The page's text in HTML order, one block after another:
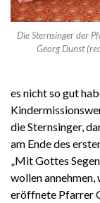
Die Sternsinger der
Georg Dunst
es nicht so gut
die Sternsinger,
am Ende des
„Mit Gottes
wollen
eröffnete Pfarrer